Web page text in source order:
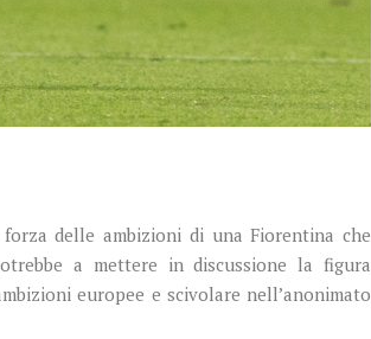
delle ambizioni di una Fiorentina che
a mettere in discussione la figura
europee e scivolare nell’anonimato